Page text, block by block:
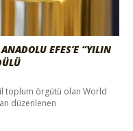
EFES’E “YILIN
toplum örgütü olan World
düzenlenen